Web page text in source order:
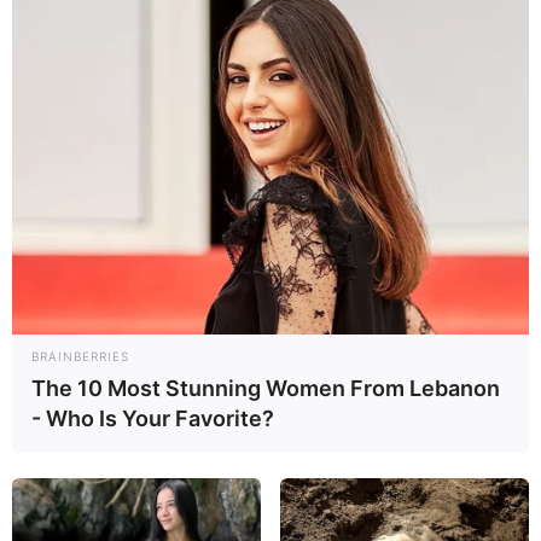
Español
Tua Saúde es una marca delGrupo Rede D’Or
MAYOR RED DE HOSPITALES
NUESTRAS MARCAS
SulAméricaRichet LaboratóriosQualicorp
BRAINBERRIES
The 10 Most Stunning Women From Lebanon
- Who Is Your Favorite?